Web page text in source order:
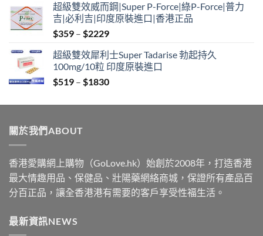
$379
through
$2229
超級雙效威而鋼|Super P-Force|綠P-Force|普力
吉|必利吉|印度原裝進口|香港正品
$359 – $2229Price
$359
through
$2229
超級雙效犀利士Super Tadarise 勃起持久
100mg/10粒 印度原裝進口
$519 – $1830Price
$519
關於我們ABOUT
香港愛購網上購物（GoLove.hk）始創於2008年，打造香港
最大情趣用品、保健品、壯陽藥網絡商城，保證所有產品百
分百正品，讓全香港港有需要的客戶享受性福生活。
最新資訊NEWS